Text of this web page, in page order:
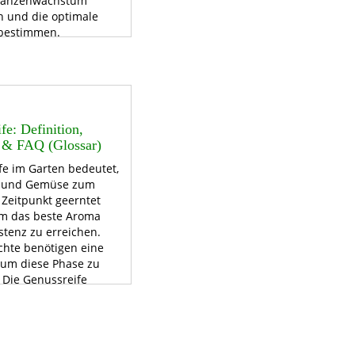
und die optimale
Definition,
FAQ (Glossar)
im Garten bedeutet,
Gemüse zum
geerntet
das beste Aroma
zu erreichen.
benötigen eine
diese Phase zu
Genussreife